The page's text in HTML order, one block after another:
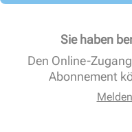
Sie haben
Den Online-
Abonnement